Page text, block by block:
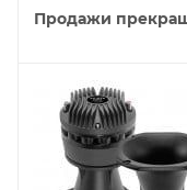
Продажи